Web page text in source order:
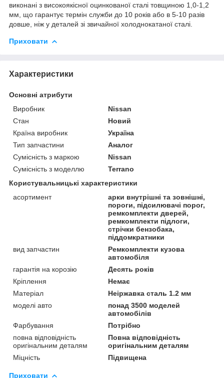
виконані з високоякісної оцинкованої сталі товщиною 1,0-1,2
мм, що гарантує термін служби до 10 років або в 5-10 разів
довше, ніж у деталей зі звичайної холоднокатаної сталі.
Приховати
Характеристики
Основні атрибути
Виробник
Nissan
Стан
Новий
Країна виробник
Україна
Тип запчастини
Аналог
Сумісність з маркою
Nissan
Сумісність з моделлю
Terrano
Користувальницькі характеристики
асортимент
арки внутрішні та зовнішні,
пороги, підсилювачі порог,
ремкомплекти дверей,
ремкомплекти підлоги,
стрічки бензобака,
піддомкратники
вид запчастин
Ремкомплекти кузова
автомобіля
гарантія на корозію
Десять років
Кріплення
Немає
Матеріал
Неіржавка сталь 1.2 мм
моделі авто
понад 3500 моделей
автомобілів
Фарбування
Потрібно
повна відповідність
оригінальним деталям
Повна відповідність
оригінальним деталям
Міцність
Підвищена
Приховати